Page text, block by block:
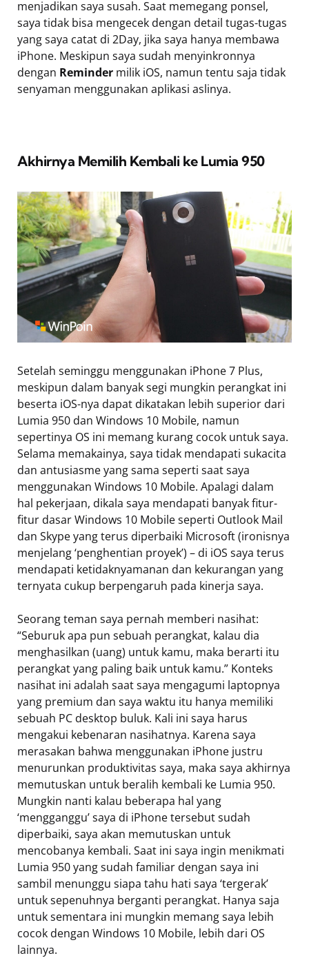
menjadikan saya susah. Saat memegang ponsel,
saya tidak bisa mengecek dengan detail tugas-tugas
yang saya catat di 2Day, jika saya hanya membawa
iPhone. Meskipun saya sudah menyinkronnya
dengan Reminder milik iOS, namun tentu saja tidak
senyaman menggunakan aplikasi aslinya.
Akhirnya Memilih Kembali ke Lumia 950
Setelah seminggu menggunakan iPhone 7 Plus,
meskipun dalam banyak segi mungkin perangkat ini
beserta iOS-nya dapat dikatakan lebih superior dari
Lumia 950 dan Windows 10 Mobile, namun
sepertinya OS ini memang kurang cocok untuk saya.
Selama memakainya, saya tidak mendapati sukacita
dan antusiasme yang sama seperti saat saya
menggunakan Windows 10 Mobile. Apalagi dalam
hal pekerjaan, dikala saya mendapati banyak fitur-
fitur dasar Windows 10 Mobile seperti Outlook Mail
dan Skype yang terus diperbaiki Microsoft (ironisnya
menjelang ‘penghentian proyek’) – di iOS saya terus
mendapati ketidaknyamanan dan kekurangan yang
ternyata cukup berpengaruh pada kinerja saya.
Seorang teman saya pernah memberi nasihat:
“Seburuk apa pun sebuah perangkat, kalau dia
menghasilkan (uang) untuk kamu, maka berarti itu
perangkat yang paling baik untuk kamu.” Konteks
nasihat ini adalah saat saya mengagumi laptopnya
yang premium dan saya waktu itu hanya memiliki
sebuah PC desktop buluk. Kali ini saya harus
mengakui kebenaran nasihatnya. Karena saya
merasakan bahwa menggunakan iPhone justru
menurunkan produktivitas saya, maka saya akhirnya
memutuskan untuk beralih kembali ke Lumia 950.
Mungkin nanti kalau beberapa hal yang
‘mengganggu’ saya di iPhone tersebut sudah
diperbaiki, saya akan memutuskan untuk
mencobanya kembali. Saat ini saya ingin menikmati
Lumia 950 yang sudah familiar dengan saya ini
sambil menunggu siapa tahu hati saya ‘tergerak’
untuk sepenuhnya berganti perangkat. Hanya saja
untuk sementara ini mungkin memang saya lebih
cocok dengan Windows 10 Mobile, lebih dari OS
lainnya.